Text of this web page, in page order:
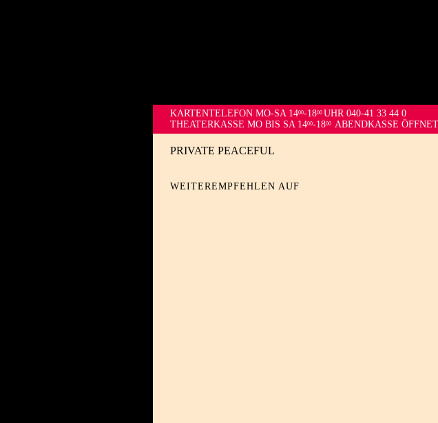
KARTENTELEFON MO-SA 1400-1800 UHR 040-41 33 44 0
THEATERKASSE MO BIS SA 1400-1800 ABENDKASSE
PRIVATE PEACEFUL
WEITEREMPFEHLEN AUF